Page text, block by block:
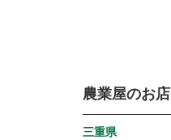
農業屋のお店
三重県